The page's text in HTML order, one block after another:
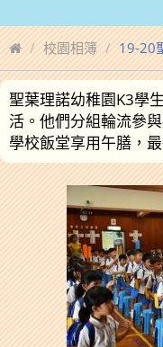
校園相簿 19-20
聖葉理諾幼稚園K3學
活。他們分組輪流參
學校飯堂享用午膳，